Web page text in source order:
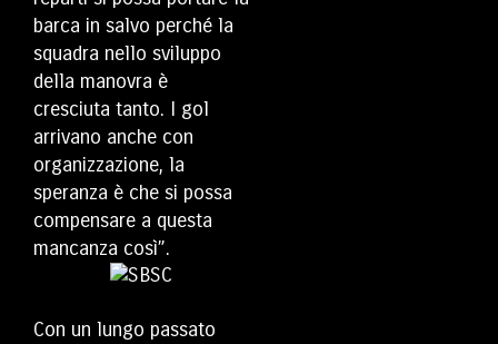
barca in salvo perché la
squadra nello sviluppo
della manovra è
cresciuta tanto. I gol
arrivano anche con
organizzazione, la
speranza è che si possa
compensare a questa
mancanza così”.
Con un lungo passato